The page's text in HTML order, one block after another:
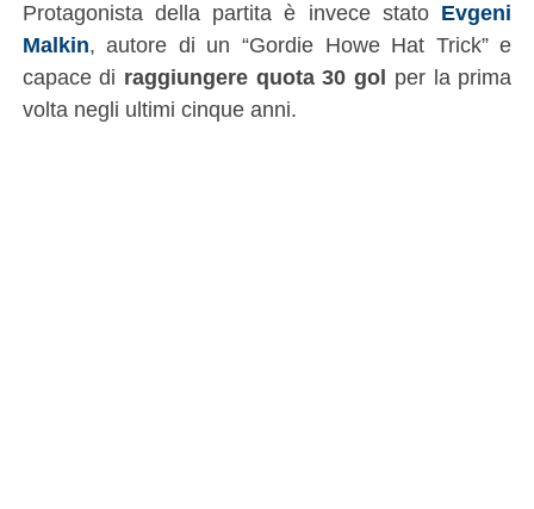
Protagonista della partita è invece stato Evgeni
Malkin, autore di un “Gordie Howe Hat Trick” e
capace di raggiungere quota 30 gol per la prima
volta negli ultimi cinque anni.